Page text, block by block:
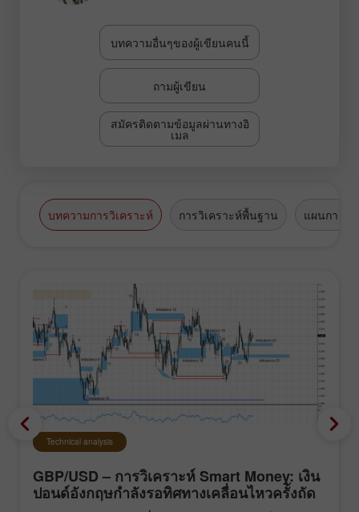
บทความอื่นๆของผู้เขียนคนนี้
ถามผู้เขียน
สมัครติดตามข้อมูลผ่านทางอิ
เมล
บทความการวิเคราะห์ การวิเคราะห์พื้นฐาน แผนการซื้
Technical analysis
GBP/USD – การวิเคราะห์ Smart Money: เงิน
ปอนด์อังกฤษกำลังรอทิศทางเคลื่อนไหวครั้งถัด